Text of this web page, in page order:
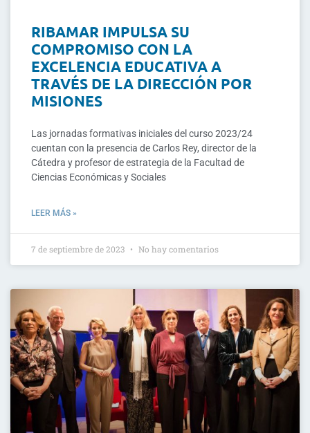
RIBAMAR IMPULSA SU
COMPROMISO CON LA
EXCELENCIA EDUCATIVA A
TRAVÉS DE LA DIRECCIÓN POR
MISIONES
Las jornadas formativas iniciales del curso 2023/24
cuentan con la presencia de Carlos Rey, director de la
Cátedra y profesor de estrategia de la Facultad de
Ciencias Económicas y Sociales
LEER MÁS »
7 de septiembre de 2023 No hay comentarios